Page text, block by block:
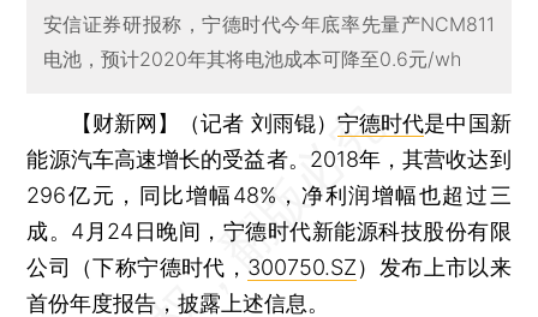
安信证券研报称，宁德时代今年底率先量产NCM811
电池，预计2020年其将电池成本可降至0.6元/wh
【财新网】（记者 刘雨锟） 宁德时代是中国新
能源汽车高速增长的受益者。2018年，其营收达到
296亿元，同比增幅48%，净利润增幅也超过三
成。4月24日晚间，宁德时代新能源科技股份有限
公司（下称宁德时代， 300750.SZ）发布上市以来
首份年度报告，披露上述信息。